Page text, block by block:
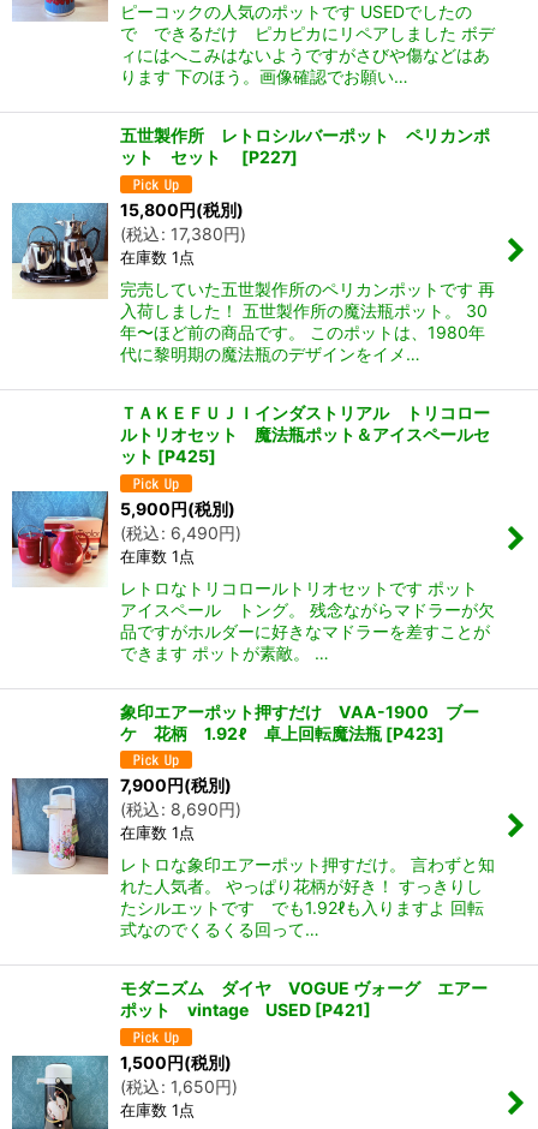
ピーコックの人気のポットです USEDでしたの
で できるだけ ピカピカにリペアしました ボデ
ィにはへこみはないようですがさびや傷などはあ
ります 下のほう。画像確認でお願い…
五世製作所 レトロシルバーポット ペリカンポ
ット セット
[P227]
15,800円(税別)
(税込: 17,380円)
在庫数 1点
完売していた五世製作所のペリカンポットです 再
入荷しました！ 五世製作所の魔法瓶ポット。 30
年〜ほど前の商品です。 このポットは、1980年
代に黎明期の魔法瓶のデザインをイメ…
ＴＡＫＥＦＵＪＩインダストリアル トリコロー
ルトリオセット 魔法瓶ポット＆アイスペールセ
ット [P425]
5,900円(税別)
(税込: 6,490円)
在庫数 1点
レトロなトリコロールトリオセットです ポット
アイスペール トング。 残念ながらマドラーが欠
品ですがホルダーに好きなマドラーを差すことが
できます ポットが素敵。 …
象印エアーポット押すだけ VAA-1900 ブー
ケ 花柄 1.92ℓ 卓上回転魔法瓶 [P423]
7,900円(税別)
(税込: 8,690円)
在庫数 1点
レトロな象印エアーポット押すだけ。 言わずと知
れた人気者。 やっぱり花柄が好き！ すっきりし
たシルエットです でも1.92ℓも入りますよ 回転
式なのでくるくる回って…
モダニズム ダイヤ VOGUE ヴォーグ エアー
ポット vintage USED [P421]
1,500円(税別)
(税込: 1,650円)
在庫数 1点